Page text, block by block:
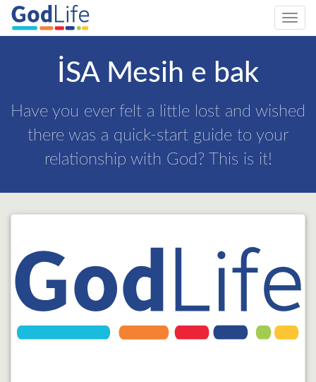
İSA Mesih e bak
Have you ever felt a little lost and wished
there was a quick-start guide to your
relationship with God? This is it!